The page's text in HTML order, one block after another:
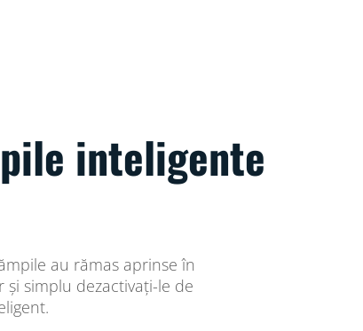
inteligente
au rămas aprinse în
simplu dezactivați-le de